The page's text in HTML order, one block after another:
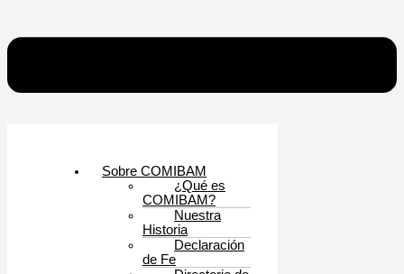
Sobre COMIBAM
¿Qué es
COMIBAM?
Nuestra
Historia
Declaración
de Fe